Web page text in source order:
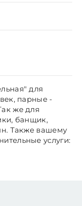
для
парные -
же для
банщик,
Также вашему
услуги: